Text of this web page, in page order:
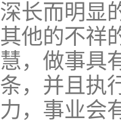
深长而明显
其他的不祥
慧，做事具
条，并且执
力，事业会